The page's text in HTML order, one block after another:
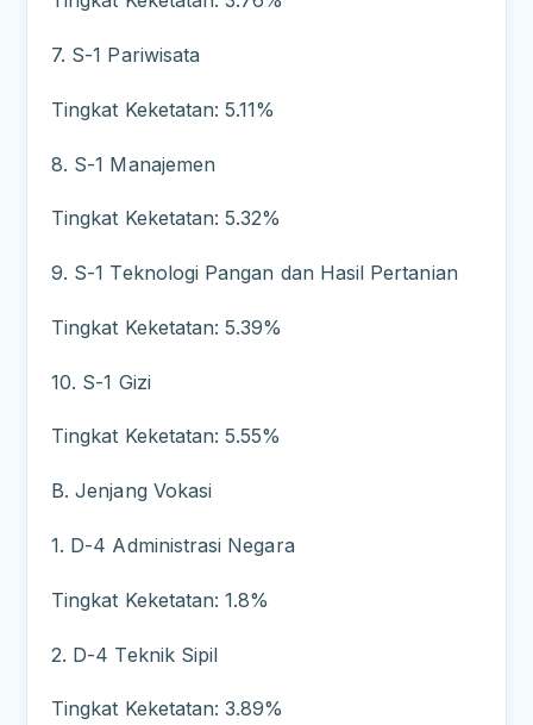
7. S-1 Pariwisata
Tingkat Keketatan: 5.11%
8. S-1 Manajemen
Tingkat Keketatan: 5.32%
9. S-1 Teknologi Pangan dan Hasil Pertanian
Tingkat Keketatan: 5.39%
10. S-1 Gizi
Tingkat Keketatan: 5.55%
B. Jenjang Vokasi
1. D-4 Administrasi Negara
Tingkat Keketatan: 1.8%
2. D-4 Teknik Sipil
Tingkat Keketatan: 3.89%